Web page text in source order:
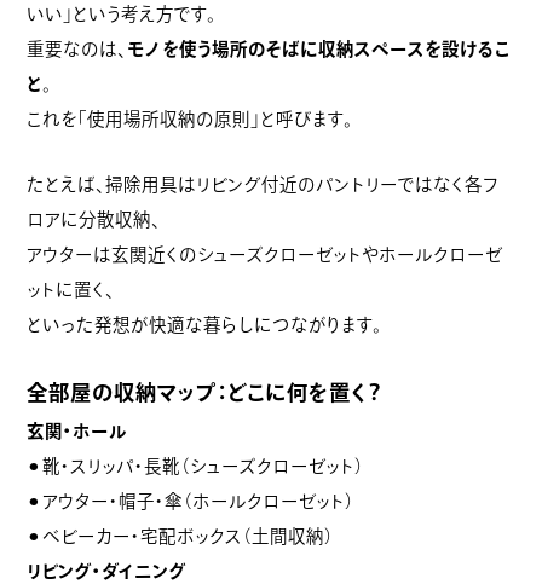
いい」という考え方です。
重要なのは、 モノを使う場所のそばに収納スペースを設けるこ
と 。
これを「使用場所収納の原則」と呼びます。
たとえば、掃除用具はリビング付近のパントリーではなく各フ
ロアに分散収納、
アウターは玄関近くのシューズクローゼットやホールクローゼ
ットに置く、
といった発想が快適な暮らしにつながります。
全部屋の収納マップ：どこに何を置く？
玄関・ホール
⚫︎靴・スリッパ・長靴（シューズクローゼット）
⚫︎アウター・帽子・傘（ホールクローゼット）
⚫︎ベビーカー・宅配ボックス（土間収納）
リビング・ダイニング